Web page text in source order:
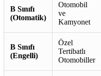
B Sınıfı
(Otomatik)
Otomobil
ve
Kamyonet
B Sınıfı
(Engelli)
Özel
Tertibatlı
Otomobiller